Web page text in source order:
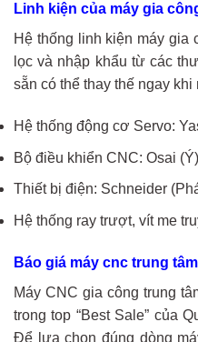
Linh kiện của máy gia
Hệ thống linh kiện máy gia
lọc và nhập khẩu từ các
sẵn có thể thay thế ngay khi
Hệ thống động cơ Servo:
Bộ điều khiển CNC: Osai
Thiết bị điện: Schneider
Hệ thống ray trượt, vít me
Báo giá máy cnc trung tâm
Máy CNC gia công trung
trong top “Best Sale” của
Để lựa chọn đúng dòng